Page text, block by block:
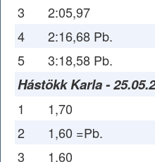
3
2:05,97
4
2:16,68 Pb.
5
3:18,58 Pb.
Hástökk Karla -
1 1,70
2 1,60 =Pb.
3 1,60